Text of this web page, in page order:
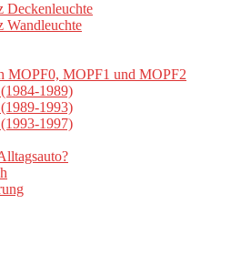
Deckenleuchte
Wandleuchte
MOPF0, MOPF1 und MOPF2
1989)
1993)
1997)